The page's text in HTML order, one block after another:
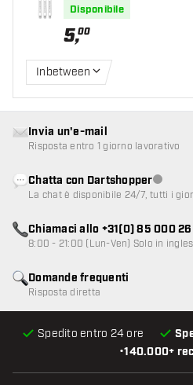
rwyn Price White
Disponibile
5,00
Inbetween
•140.000+
Spedito entro 24 ore
Domande frequenti
Risposta diretta
Invia un'e-mail
Risposta entro 1 giorno lavorativo
Chatta con DartshopperServizio
La chat è disponibile 24/7, tutti i
Chiamaci allo +31(0) 85 000 26
8:00 - 21:00 (Lun-Ven) Solo in